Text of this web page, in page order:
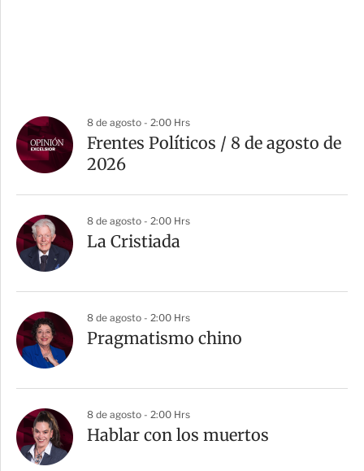
8 de agosto - 2:00 Hrs
Frentes Políticos / 8 de agosto de
2026
8 de agosto - 2:00 Hrs
La Cristiada
8 de agosto - 2:00 Hrs
Pragmatismo chino
8 de agosto - 2:00 Hrs
Hablar con los muertos